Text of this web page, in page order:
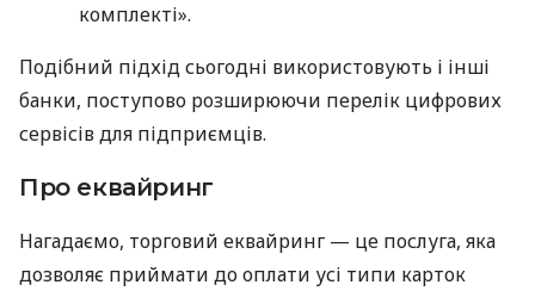
комплекті».
Подібний підхід сьогодні використовують і інші
банки, поступово розширюючи перелік цифрових
сервісів для підприємців.
Про еквайринг
Нагадаємо, торговий еквайринг — це послуга, яка
дозволяє приймати до оплати усі типи карток